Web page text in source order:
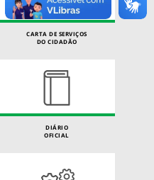
CARTA DE SERVIÇOS
DO CIDADÃO
DIÁRIO
OFICIAL